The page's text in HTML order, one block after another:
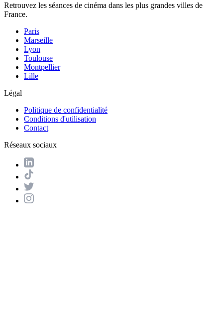
Retrouvez les séances de cinéma dans les plus grandes villes de
France.
Paris
Marseille
Lyon
Toulouse
Montpellier
Lille
Légal
Politique de confidentialité
Conditions d'utilisation
Contact
Réseaux sociaux